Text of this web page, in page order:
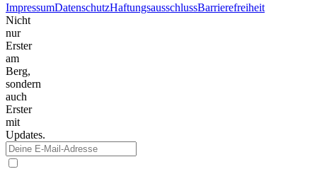
ImpressumDatenschutzHaftungsausschlussBarrierefreiheit
Nicht
nur
Erster
am
Berg,
sondern
auch
Erster
mit
Updates.